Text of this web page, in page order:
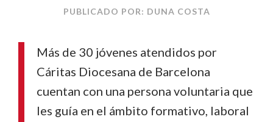
PUBLICADO POR: DUNA COSTA
Más de 30 jóvenes atendidos por
Cáritas Diocesana de Barcelona
cuentan con una persona voluntaria que
les guía en el ámbito formativo, laboral